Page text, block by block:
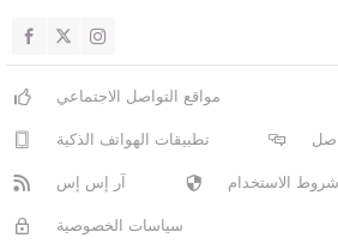
صامسون
شانلي أورفا
سيرت
مواقع التواصل الاجتماعي
تطبيقات الهواتف الذكية
آر إس إس شروط الاستخدام
سياسات الخصوصية